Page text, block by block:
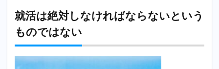
就活は絶対しなければならないという
ものではない